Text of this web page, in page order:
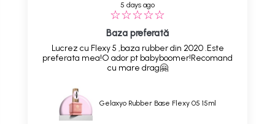
5 days ago
Baza preferată
Lucrez cu Flexy 5 ,baza rubber din 2020 .Este
preferata mea!O ador pt babyboomer!Recomand
cu mare drag🤗
Gelaxyo Rubber Base Flexy 05 15ml